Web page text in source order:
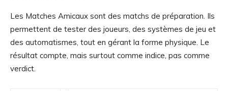
Les Matches Amicaux sont des matchs de préparation. Ils
permettent de tester des joueurs, des systèmes de jeu et
des automatismes, tout en gérant la forme physique. Le
résultat compte, mais surtout comme indice, pas comme
verdict.